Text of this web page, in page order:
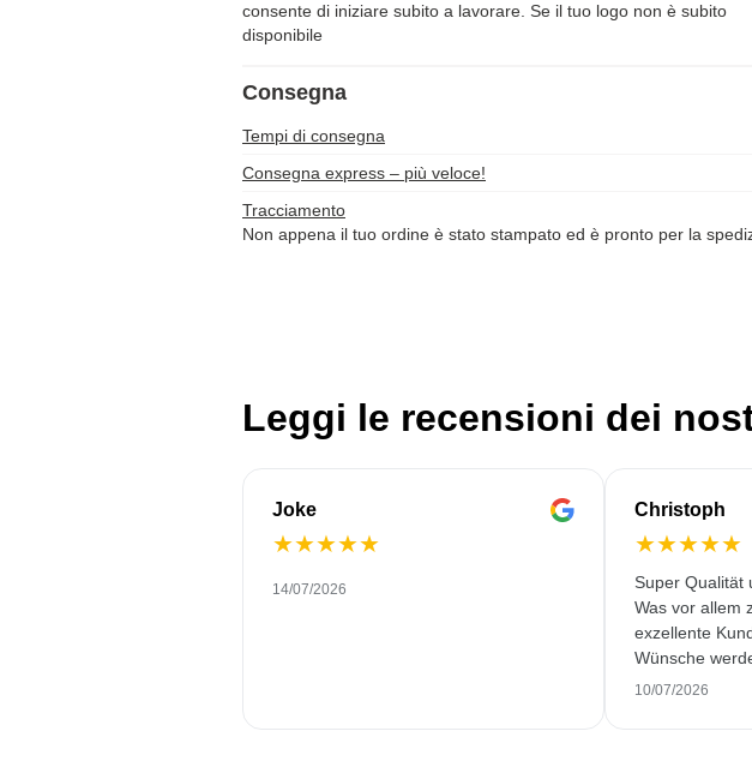
consente di iniziare subito a lavorare. Se il tuo logo non è subito
disponibile
Consegna
Tempi di consegna
Consegna express – più veloce!
Tracciamento
Non appena il tuo ordine è stato stampato ed è pronto per la
Leggi le recensioni dei
Joke
★★★★★
14/07/2026
Christoph
★★★★★
Super Qualität
Was vor allem
exzellente
Wünsche
gefunden.
10/07/2026